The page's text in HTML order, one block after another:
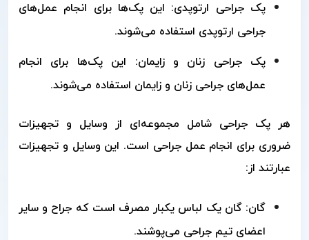
پک جراحی ارتوپدی: این پک‌ها برای انجام عمل‌های
جراحی ارتوپدی استفاده می‌شوند.
پک جراحی زنان و زایمان: این پک‌ها برای انجام
عمل‌های جراحی زنان و زایمان استفاده می‌شوند.
هر پک جراحی شامل مجموعه‌ای از وسایل و تجهیزات
ضروری برای انجام عمل جراحی است. این وسایل و تجهیزات
عبارتند از:
گان: گان یک لباس یکبار مصرف است که جراح و سایر
اعضای تیم جراحی می‌پوشند.